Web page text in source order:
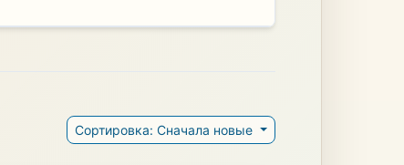
Сортировка: Сначала новые